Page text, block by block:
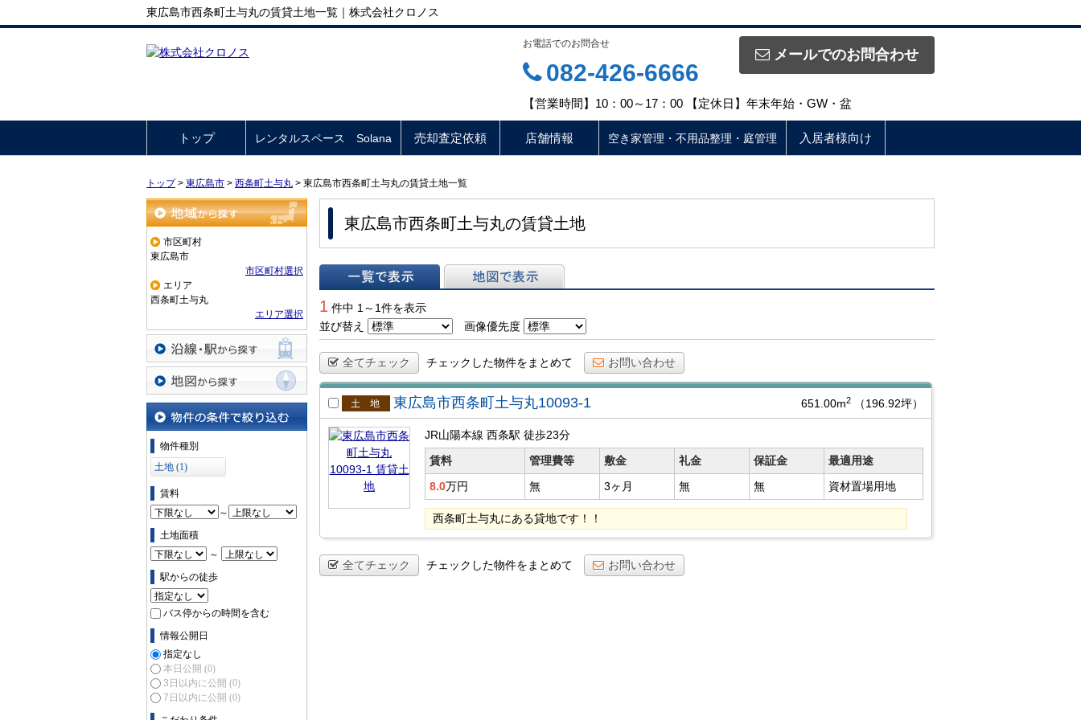
東広島市西条町土与丸の賃貸土地一覧｜株式会社クロノス
メールでのお問合わせ
お電話でのお問合せ
082-426-6666
【営業時間】10：00～17：00 【定休日】年末年始・GW・盆
トップ レンタルスペース Solana 売却査定依頼 店舗情報 空き家管理・不用品整理・庭管理 入居者様向け
トップ> 東広島市 > 西条町土与丸 > 東広島市西条町土与丸の賃貸土地一覧
地域から探す
市区町村
東広島市
市区町村選択
エリア
西条町土与丸
エリア選択
沿線・駅から探す
地図から探す
物件の条件で絞り込む
物件種別
土地 (1)
賃料
～
土地面積
～
駅からの徒歩
バス停からの時間を含む
情報公開日
指定なし
本日公開 (0)
3日以内に公開 (0)
7日以内に公開 (0)
東広島市西条町土与丸の賃貸土地
1 件中 1～1件を表示
並び替え
画像優先度
全てチェック チェックした物件をまとめて お問い合わせ
賃貸土地
東広島市西条町土与丸10093-1 651.00m2 （196.92坪）
JR山陽本線 西条駅 徒歩23分
賃料
管理費等 敷金 礼金 保証金
最適用途
8.0万円 無 3ヶ月 無 無 資材置場用地
西条町土与丸にある貸地です！！
全てチェック チェックした物件をまとめて お問い合わせ